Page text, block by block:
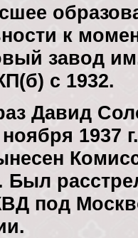
к
завод
с 1932.
Давид
1937 г.
Был
под